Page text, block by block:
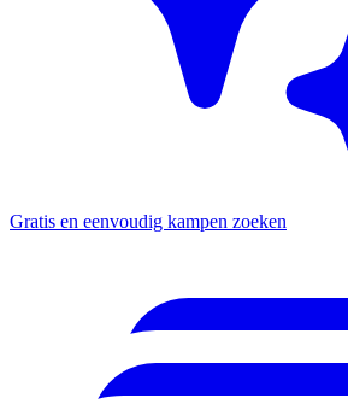
Gratis en eenvoudig kampen zoeken